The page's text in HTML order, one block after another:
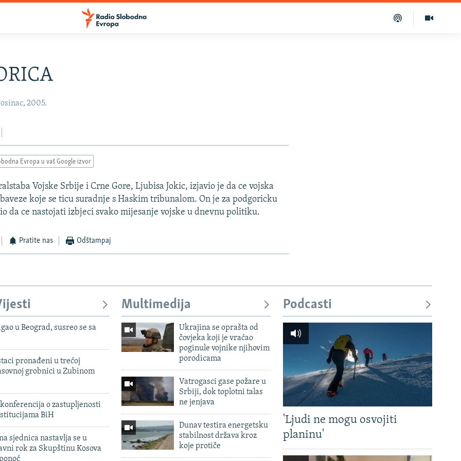
2005.
Evropa u vaš Google izvor
Vojske Srbije i Crne Gore, Ljubisa Jokic, izjavio je da ce vojska
koje se ticu suradnje s Haskim tribunalom. On je za podgoricku
da ce nastojati izbjeci svako mijesanje vojske u dnevnu politiku.
Pratite nas Odštampaj
u Beograd, susreo se sa
pronađeni u trećoj
grobnici u Zubinom
o zastupljenosti
BiH
sjednica nastavlja se u
rok za Skupštinu Kosova
Multimedija
Ukrajina se oprašta od
čovjeka koji je vraćao
poginule vojnike njihovim
porodicama
Vatrogasci gase požare u
Srbiji, dok toplotni talas
ne jenjava
Dunav testira energetsku
stabilnost država kroz
koje protiče
Podcasti
'Ljudi ne mogu osvojiti
planinu'